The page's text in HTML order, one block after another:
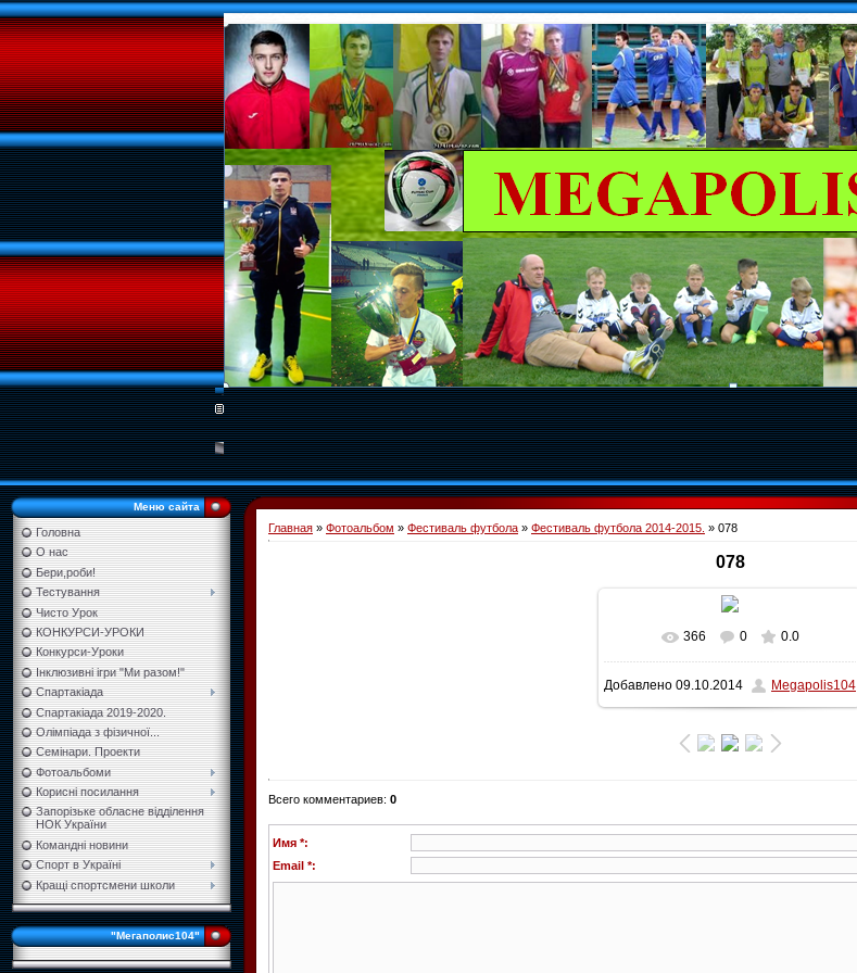
Меню сайта
Головна
О нас
Бери,роби!
Тестування
Чисто Урок
КОНКУРСИ-УРОКИ
Конкурси-Уроки
Інклюзивні ігри "Ми разом!"
Спартакіада
Спартакіада 2019-2020.
Олімпіада з фізичної...
Семінари. Проекти
Фотоальбоми
Корисні посилання
Запорізьке обласне відділення
НОК України
Командні новини
Спорт в Україні
Кращі спортсмени школи
"Мегаполис104"
Главная » Фотоальбом » Фестиваль футбола » Фестиваль футбола 2014-2015. » 078
078
В реальном размере 1600x1200
403.1Kb
366 0 0.0
Добавлено 09.10.2014 Megapolis104
Всего комментариев: 0
Имя *:
Email *: